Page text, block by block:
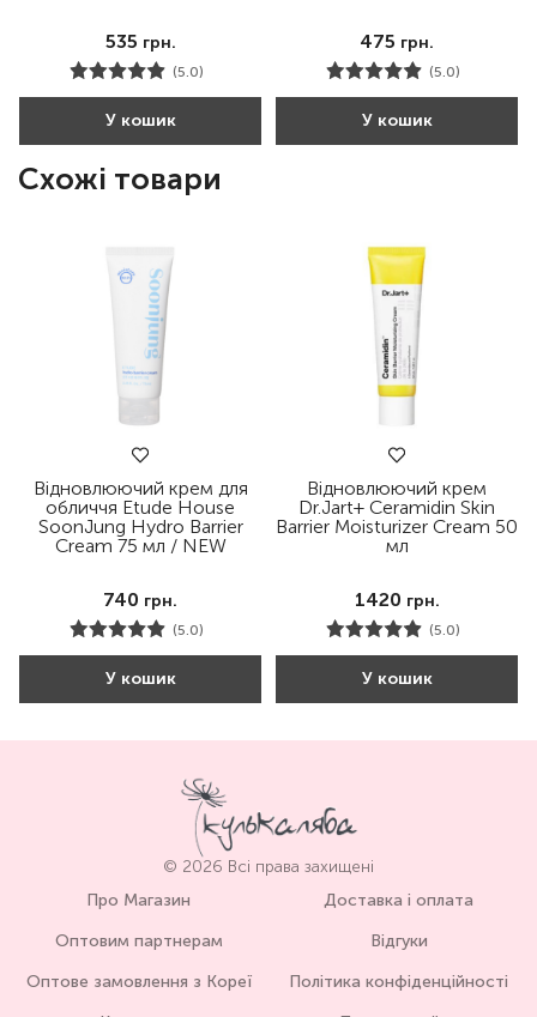
535 грн.
(5.0)
У кошик
475 грн.
(5.0)
У кошик
Схожі товари
Відновлюючий крем для
обличчя Etude House
SoonJung Hydro Barrier
Cream 75 мл / NEW
740 грн.
(5.0)
У кошик
Відновлюючий крем
Dr.Jart+ Ceramidin Skin
Barrier Moisturizer Cream 50
мл
1420 грн.
(5.0)
У кошик
© 2026 Всі права захищені
Про Магазин
Оптовим партнерам
Оптове замовлення з Кореї
Доставка і оплата
Відгуки
Політика конфіденційності